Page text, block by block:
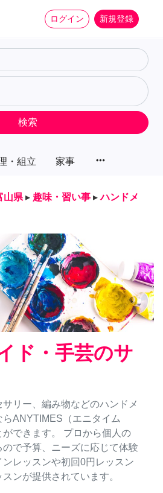
ログイン 新規登録
・組立 家事 more_horiz
検索
山県 ▸ 趣味・習い事 ▸ ハンドメ
ド・手芸のサ
リー、編み物などのハンドメ
ANYTIMES（エニタイム
ができます。 プロから個人の
で予算、ニーズに応じて体験
レッスンや初回0円レッスン
ンが提供されています。